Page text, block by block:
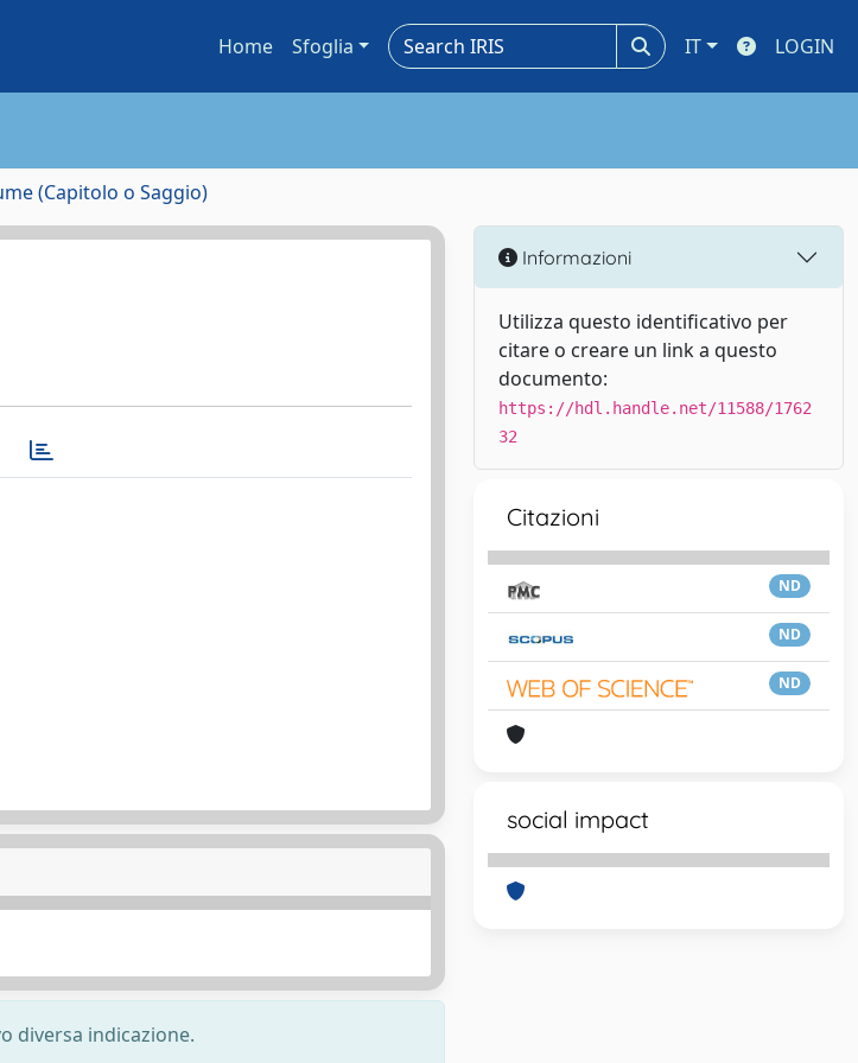
Home Sfoglia IT LOGIN
(Capitolo o Saggio)
diversa indicazione.
Informazioni
Utilizza questo identificativo per
citare o creare un link a questo
documento:
https://hdl.handle.net/11588/1762
32
Citazioni
ND
ND
ND
social impact